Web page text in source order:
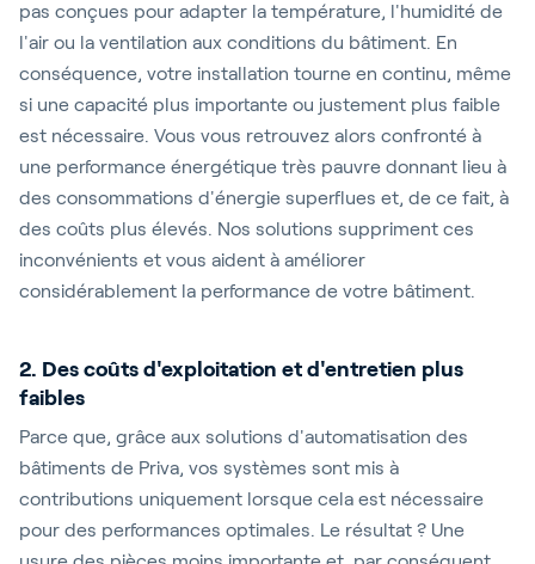
pas conçues pour adapter la température, l'humidité de
l'air ou la ventilation aux conditions du bâtiment. En
conséquence, votre installation tourne en continu, même
si une capacité plus importante ou justement plus faible
est nécessaire. Vous vous retrouvez alors confronté à
une performance énergétique très pauvre donnant lieu à
des consommations d'énergie superflues et, de ce fait, à
des coûts plus élevés. Nos solutions suppriment ces
inconvénients et vous aident à améliorer
considérablement la performance de votre bâtiment.
2. Des coûts d'exploitation et d'entretien plus
faibles
Parce que, grâce aux solutions d'automatisation des
bâtiments de Priva, vos systèmes sont mis à
contributions uniquement lorsque cela est nécessaire
pour des performances optimales. Le résultat ? Une